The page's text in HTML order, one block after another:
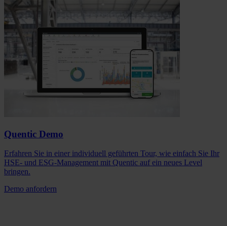
Quentic Demo
Erfahren Sie in einer individuell geführten Tour, wie einfach Sie Ihr
HSE- und ESG-Management mit Quentic auf ein neues Level
bringen.
Demo anfordern